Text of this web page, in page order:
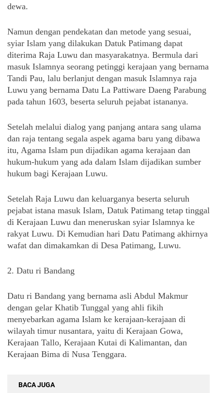
dewa.
Namun dengan pendekatan dan metode yang sesuai,
syiar Islam yang dilakukan Datuk Patimang dapat
diterima Raja Luwu dan masyarakatnya. Bermula dari
masuk Islamnya seorang petinggi kerajaan yang bernama
Tandi Pau, lalu berlanjut dengan masuk Islamnya raja
Luwu yang bernama Datu La Pattiware Daeng Parabung
pada tahun 1603, beserta seluruh pejabat istananya.
Setelah melalui dialog yang panjang antara sang ulama
dan raja tentang segala aspek agama baru yang dibawa
itu, Agama Islam pun dijadikan agama kerajaan dan
hukum-hukum yang ada dalam Islam dijadikan sumber
hukum bagi Kerajaan Luwu.
Setelah Raja Luwu dan keluarganya beserta seluruh
pejabat istana masuk Islam, Datuk Patimang tetap tinggal
di Kerajaan Luwu dan meneruskan syiar Islamnya ke
rakyat Luwu. Di Kemudian hari Datu Patimang akhirnya
wafat dan dimakamkan di Desa Patimang, Luwu.
2. Datu ri Bandang
Datu ri Bandang yang bernama asli Abdul Makmur
dengan gelar Khatib Tunggal yang ahli fikih
menyebarkan agama Islam ke kerajaan-kerajaan di
wilayah timur nusantara, yaitu di Kerajaan Gowa,
Kerajaan Tallo, Kerajaan Kutai di Kalimantan, dan
Kerajaan Bima di Nusa Tenggara.
BACA JUGA